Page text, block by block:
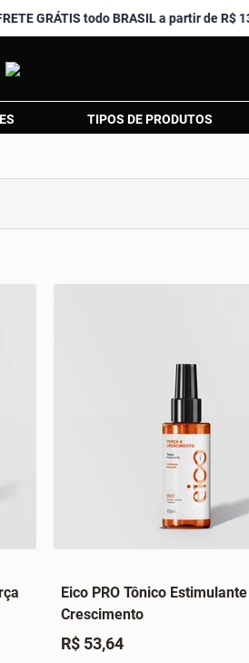
todo BRASIL a partir de R$ 139,90
TIPOS DE PRODUTOS
Eico PRO Tônico
Crescimento
R$ 53,64